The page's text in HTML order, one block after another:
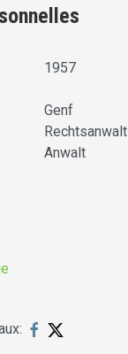
1957
Genf
Rechtsanwalt
Anwalt